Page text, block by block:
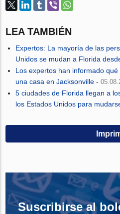
LEA TAMBIÉN
Expertos: La mayoría de las
Unidos se mudan a Florida
Los expertos han informado
una casa en Jacksonville -
5 ciudades de Florida llegan a
los Estados Unidos para
Suscribirse al